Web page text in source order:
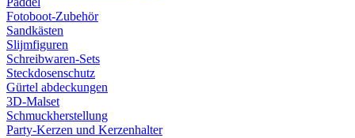
Fotoboot-Zubehör
Sandkästen
Slijmfiguren
Schreibwaren-Sets
Steckdosenschutz
Gürtel abdeckungen
3D-Malset
Schmuckherstellung
Party-Kerzen und Kerzenhalter